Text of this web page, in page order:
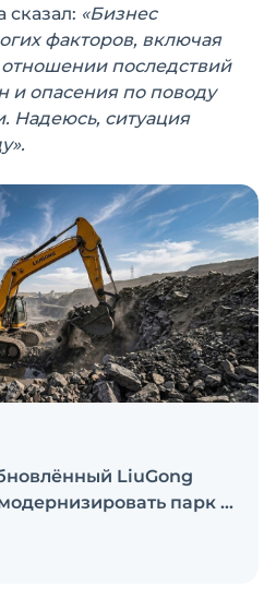
сказал: «Бизнес
факторов, включая
последствий
опасения по поводу
Надеюсь, ситуация
LiuGong
парк с